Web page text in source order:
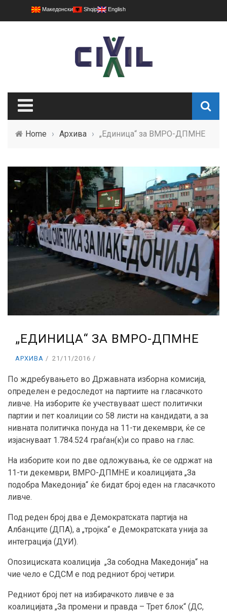
Македонски Shqip English
Home › Архива › „Единица“ за ВМРО-ДПМНЕ
„ЕДИНИЦА“ ЗА ВМРО-ДПМНЕ
АРХИВА 21/11/2016
По ждребувањето во Државната изборна комисија,
определен е редоследот на партиите на гласачкото
ливче. На изборите ќе учествуваат шест политички
партии и пет коалиции со 58 листи на кандидати, а за
нивната политичка понуда на 11-ти декември, ќе се
изјаснуваат 1.784.524 граѓан(к)и со право на глас.
На изборите кои по две одложувања, ќе се одржат на
11-ти декември, ВМРО-ДПМНЕ и коалицијата „За
подобра Македонија“ ќе бидат број еден на гласачкото
ливче.
Под реден број два е Демократската партија на
Албанците (ДПА), а „тројка“ е Демократската унија за
интеграција (ДУИ).
Опозициската коалиција „За сободна Македонија“ на
чие чело е СДСМ е под редниот број четири.
Редниот број пет на избирачкото ливче е за
коалицијата „За промени и правда – Трет блок“ (ДС,